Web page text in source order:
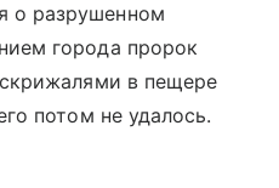
о разрушенном
города пророк
скрижалями в пещере
потом не удалось.